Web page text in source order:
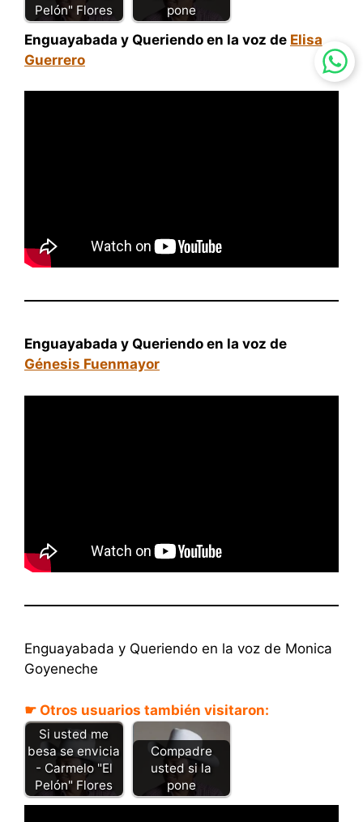
Pelón" Flores
pone
Enguayabada y Queriendo en la voz de Elisa
Guerrero
Enguayabada y Queriendo en la voz de
Génesis Fuenmayor
Enguayabada y Queriendo en la voz de Monica
Goyeneche
☛ Otros usuarios también visitaron:
Si usted me
besa se envicia
- Carmelo "El
Pelón" Flores
Compadre
usted si la
pone